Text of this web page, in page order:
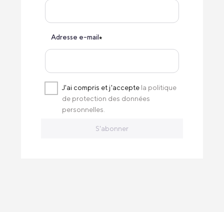
Adresse e-mail*
J'ai compris et j'accepte la politique
de protection des données
personnelles.
S'abonner